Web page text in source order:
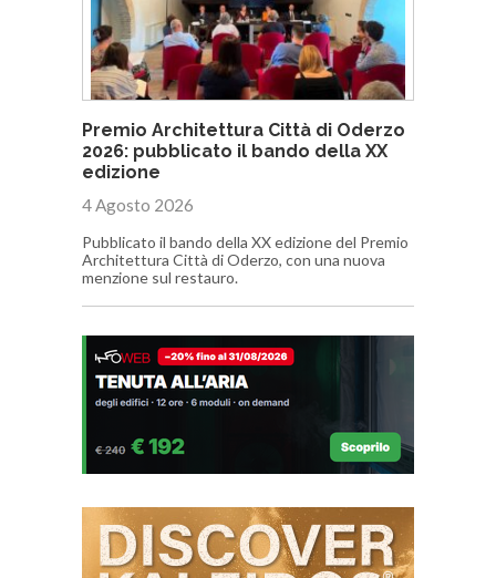
Premio Architettura Città di Oderzo
2026: pubblicato il bando della XX
edizione
4 Agosto 2026
Pubblicato il bando della XX edizione del Premio
Architettura Città di Oderzo, con una nuova
menzione sul restauro.